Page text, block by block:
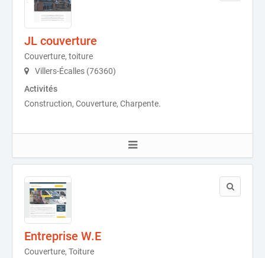
JL couverture
Couverture, toiture
Villers-Écalles (76360)
Activités
Construction, Couverture, Charpente.
Entreprise W.E
Couverture, Toiture